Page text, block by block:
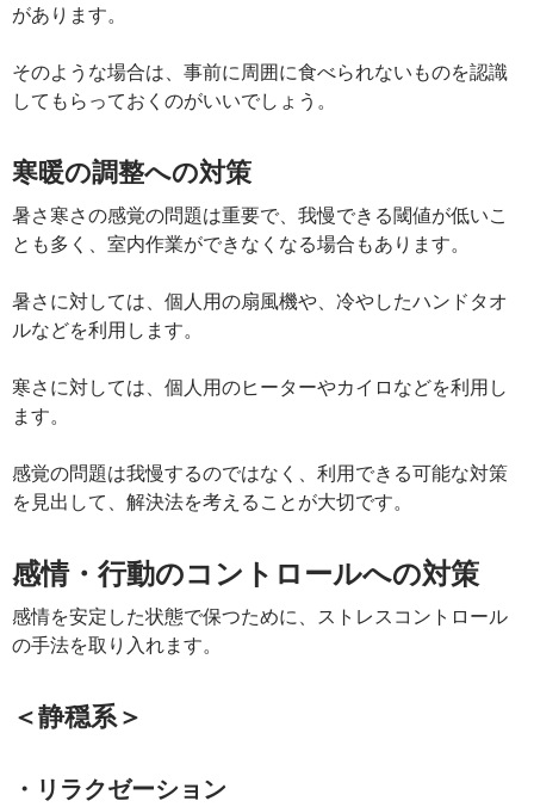
があります。
そのような場合は、事前に周囲に食べられないものを認識
してもらっておくのがいいでしょう。
寒暖の調整への対策
暑さ寒さの感覚の問題は重要で、我慢できる閾値が低いこ
とも多く、室内作業ができなくなる場合もあります。
暑さに対しては、個人用の扇風機や、冷やしたハンドタオ
ルなどを利用します。
寒さに対しては、個人用のヒーターやカイロなどを利用し
ます。
感覚の問題は我慢するのではなく、利用できる可能な対策
を見出して、解決法を考えることが大切です。
感情・行動のコントロールへの対策
感情を安定した状態で保つために、ストレスコントロール
の手法を取り入れます。
＜静穏系＞
・リラクゼーション